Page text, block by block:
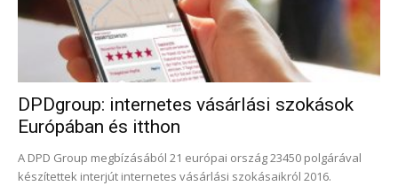
DPDgroup: internetes vásárlási szokások
Európában és itthon
A DPD Group megbízásából 21 európai ország 23450 polgárával
készítettek interjút internetes vásárlási szokásaikról 2016.